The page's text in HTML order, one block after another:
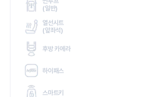
(일반)
열선시트
(앞좌석)
후방 카메라
하이패스
스마트키